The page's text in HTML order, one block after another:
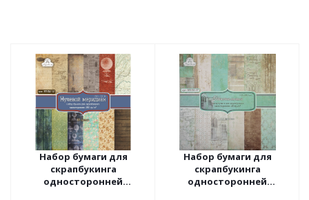
Набор бумаги для
скрапбукинга
односторонней
Набор бумаги для
скрапбукинга
односторонней